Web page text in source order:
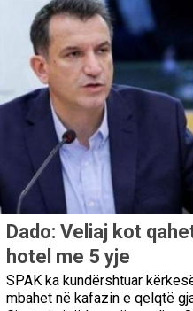
Dado: Veliaj kot
hotel me 5 yje
SPAK ka kundërshtuar
mbahet në kafazin e qelqtë